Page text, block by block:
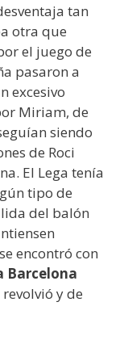
tan
otra que
el juego de
pasaron a
excesivo
Miriam, de
siendo
de Roci
El Lega tenía
tipo de
del balón
encontró con
Barcelona
y de